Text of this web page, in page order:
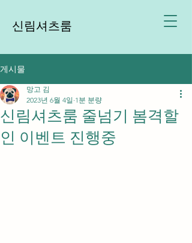
신림셔츠룸
게시물
신림셔츠룸 줄넘기 봄격할
인 이벤트 진행중
망고 김
2023년 6월 4일 1분 분량